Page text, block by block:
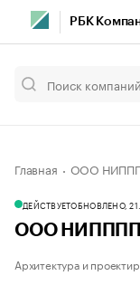
РБК
Главная ООО
ДЕЙСТВУЕТОБНОВЛЕНО,
ООО
Архитектура и